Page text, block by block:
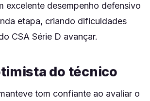
excelente desempenho defensivo
etapa, criando dificuldades
CSA Série D avançar.
do técnico
tom confiante ao avaliar o